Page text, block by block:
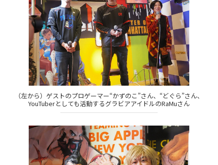
（左から）ゲストのプロゲーマー“かずのこ”さん、“どぐら”さん、
YouTuberとしても活動するグラビアアイドルのRaMuさん